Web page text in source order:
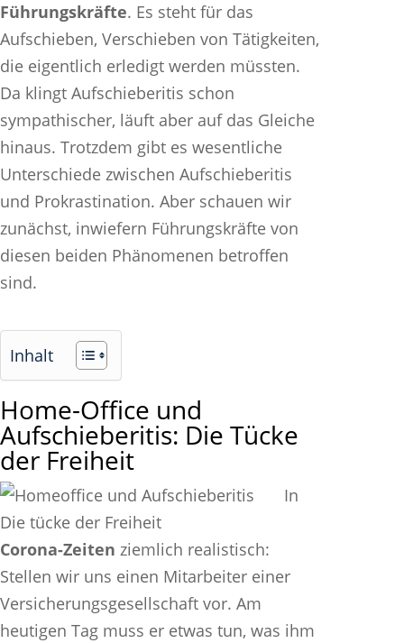
Führungskräfte. Es steht für das
Aufschieben, Verschieben von Tätigkeiten,
die eigentlich erledigt werden müssten.
Da klingt Aufschieberitis schon
sympathischer, läuft aber auf das Gleiche
hinaus. Trotzdem gibt es wesentliche
Unterschiede zwischen Aufschieberitis
und Prokrastination. Aber schauen wir
zunächst, inwiefern Führungskräfte von
diesen beiden Phänomenen betroffen
sind.
Inhalt
Home-Office und
Aufschieberitis: Die Tücke
der Freiheit
In
Corona-Zeiten ziemlich realistisch:
Stellen wir uns einen Mitarbeiter einer
Versicherungsgesellschaft vor. Am
heutigen Tag muss er etwas tun, was ihm